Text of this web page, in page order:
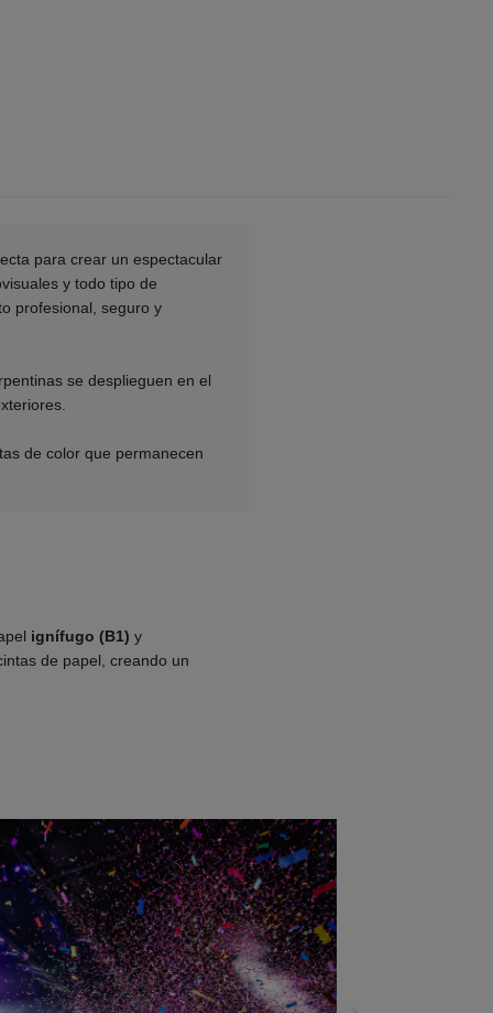
para crear un espectacular
y todo tipo de
profesional, seguro y
se desplieguen en el
de color que permanecen
ignífugo (B1) y
de papel, creando un